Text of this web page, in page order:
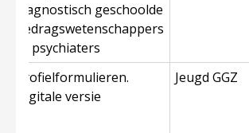
diagnostisch geschoolde
gedragswetenschappers
of psychiaters
Profielformulieren.
Digitale versie
Jeugd GGZ